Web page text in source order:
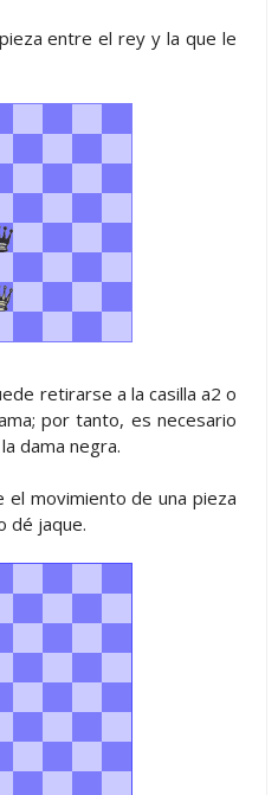
entre el rey y la que le
retirarse a la casilla a2 o
por tanto, es necesario
dama negra.
el movimiento de una pieza
dé jaque.